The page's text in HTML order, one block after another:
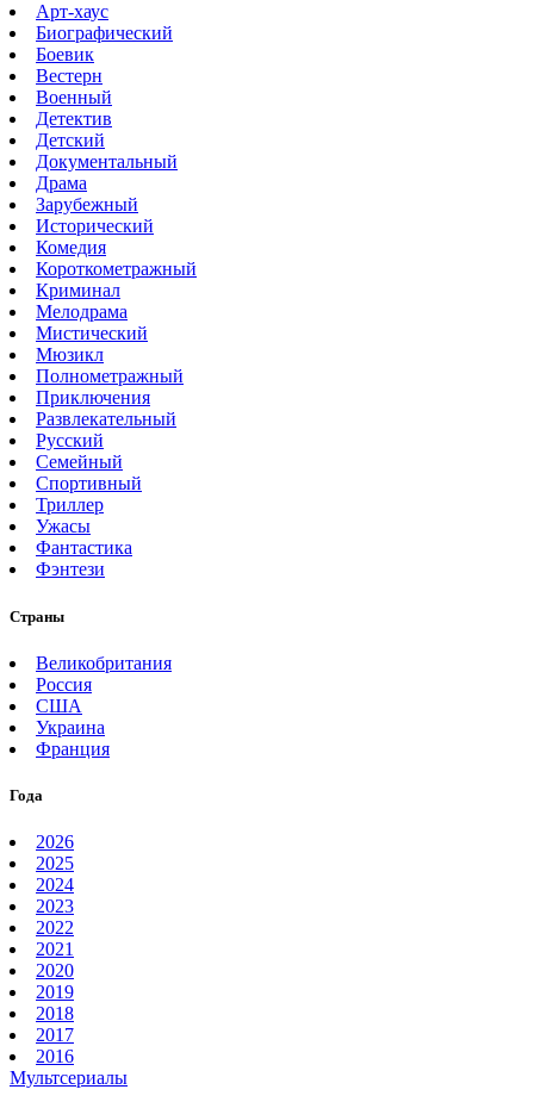
Арт-хаус
Биографический
Боевик
Вестерн
Военный
Детектив
Детский
Документальный
Драма
Зарубежный
Исторический
Комедия
Короткометражный
Криминал
Мелодрама
Мистический
Мюзикл
Полнометражный
Приключения
Развлекательный
Русский
Семейный
Спортивный
Триллер
Ужасы
Фантастика
Фэнтези
Страны
Великобритания
Россия
США
Украина
Франция
Года
2026
2025
2024
2023
2022
2021
2020
2019
2018
2017
2016
Мультсериалы